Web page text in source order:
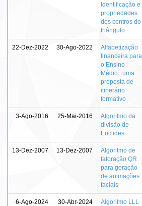
Identificação e
propriedades
dos centros do
triângulo
22-Dez-2022 30-Ago-2022
Alfabetização
financeira para
o Ensino
Médio : uma
proposta de
itinerário
formativo
3-Ago-2016 25-Mai-2016
Algoritmo da
divisão de
Euclides
13-Dez-2007 13-Dez-2007
Algoritmo de
fatoração QR
para geração
de animações
faciais
6-Ago-2024 30-Abr-2024
Algoritmo LLL